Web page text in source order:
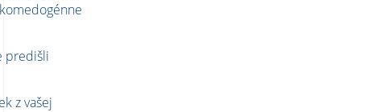
predišli
z vašej